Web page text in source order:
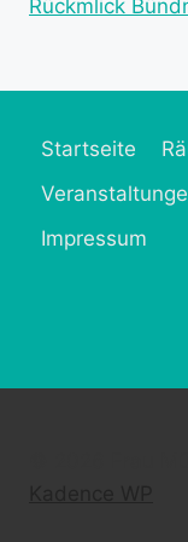
Rückmlick
Startseite
Impressum